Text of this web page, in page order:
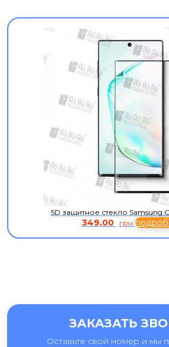
5D защитное стекло Samsung
349,00 грн
ЗАКАЗАТЬ
Оставьте свой номер и мы